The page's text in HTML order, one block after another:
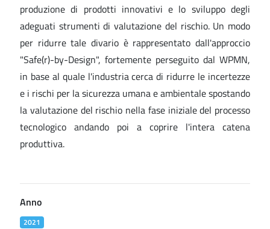
produzione di prodotti innovativi e lo sviluppo degli
adeguati strumenti di valutazione del rischio. Un modo
per ridurre tale divario è rappresentato dall'approccio
"Safe(r)-by-Design", fortemente perseguito dal WPMN,
in base al quale l'industria cerca di ridurre le incertezze
e i rischi per la sicurezza umana e ambientale spostando
la valutazione del rischio nella fase iniziale del processo
tecnologico andando poi a coprire l'intera catena
produttiva.
Anno
2021